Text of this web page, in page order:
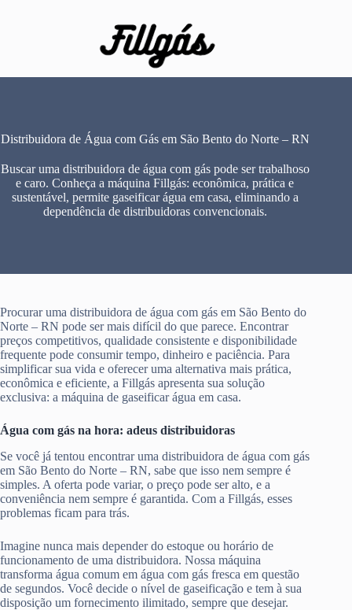
Distribuidora de Água com Gás em São Bento do Norte – RN
Buscar uma distribuidora de água com gás pode ser trabalhoso
e caro. Conheça a máquina Fillgás: econômica, prática e
sustentável, permite gaseificar água em casa, eliminando a
dependência de distribuidoras convencionais.
Procurar uma distribuidora de água com gás em São Bento do
Norte – RN pode ser mais difícil do que parece. Encontrar
preços competitivos, qualidade consistente e disponibilidade
frequente pode consumir tempo, dinheiro e paciência. Para
simplificar sua vida e oferecer uma alternativa mais prática,
econômica e eficiente, a Fillgás apresenta sua solução
exclusiva: a máquina de gaseificar água em casa.
Água com gás na hora: adeus distribuidoras
Se você já tentou encontrar uma distribuidora de água com gás
em São Bento do Norte – RN, sabe que isso nem sempre é
simples. A oferta pode variar, o preço pode ser alto, e a
conveniência nem sempre é garantida. Com a Fillgás, esses
problemas ficam para trás.
Imagine nunca mais depender do estoque ou horário de
funcionamento de uma distribuidora. Nossa máquina
transforma água comum em água com gás fresca em questão
de segundos. Você decide o nível de gaseificação e tem à sua
disposição um fornecimento ilimitado, sempre que desejar.